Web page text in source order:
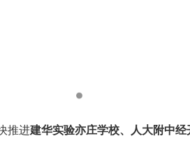
推进建华实验亦庄学校、人大附中经